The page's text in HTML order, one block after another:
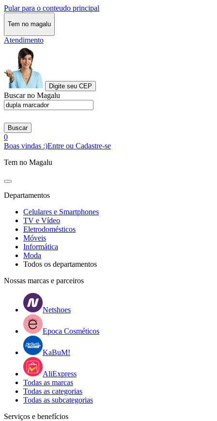
Pular para o conteudo principal
Tem no magalu
Atendimento
Digite seu CEP
Buscar no Magalu
Buscar
0
Boas vindas :)Entre ou Cadastre-se
Tem no Magalu
Departamentos
Celulares e Smartphones
TV e Vídeo
Eletrodomésticos
Móveis
Informática
Moda
Todos os departamentos
Nossas marcas e parceiros
Netshoes
Epoca Cosméticos
KaBuM!
AliExpress
Todas as marcas
Todas as categorias
Todas as subcategorias
Serviços e benefícios